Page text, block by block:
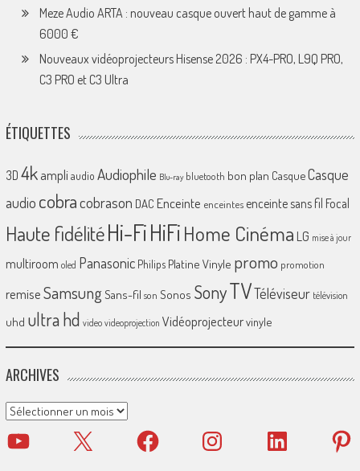
Meze Audio ARTA : nouveau casque ouvert haut de gamme à
6000 €
Nouveaux vidéoprojecteurs Hisense 2026 : PX4-PRO, L9Q PRO,
C3 PRO et C3 Ultra
ÉTIQUETTES
3D 4k ampliaudio Audiophile Blu-ray bluetooth bon plan CasqueCasque
audio cobracobrason DAC Enceinte enceintes enceinte sans fil Focal
Haute fidélitéHi-FiHiFiHome Cinéma LG mise à jour
multiroom oled Panasonic Philips Platine Vinyle promo promotion
remiseSamsungSans-fil son Sonos SonyTVTéléviseur télévision
uhd ultra hd video videoprojection Vidéoprojecteurvinyle
ARCHIVES
Archives
YouTube X Facebook Instagram LinkedIn